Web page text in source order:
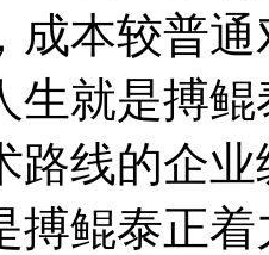
，成本较
人生就是
线的企业
搏鲲泰正